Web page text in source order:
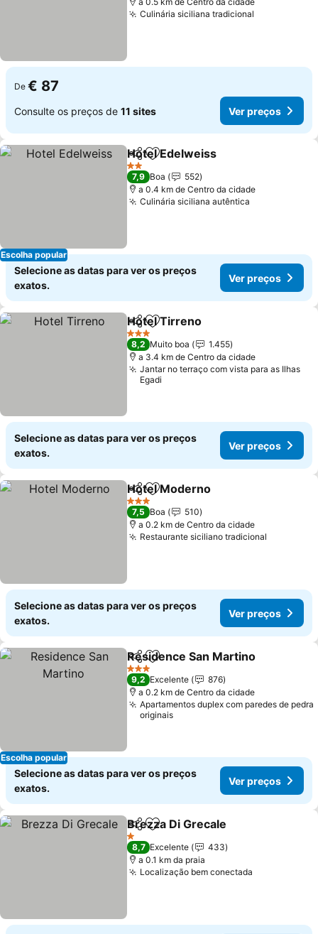
Culinária siciliana tradicional
De € 87
Consulte os preços de 11 sites Ver preços
Escolha popular
PartilharAdicionar aos favoritos
Hotel Edelweiss
2 Estrelas
7,9 Boa
552
a 0.4 km de Centro da cidade
Culinária siciliana autêntica
Selecione as datas para ver os preços
exatos.
Ver preços
PartilharAdicionar aos favoritos
Hotel Tirreno
3 Estrelas
8,2 Muito boa
1.455
a 3.4 km de Centro da cidade
Jantar no terraço com vista para as Ilhas
Egadi
Selecione as datas para ver os preços
exatos.
Ver preços
PartilharAdicionar aos favoritos
Hotel Moderno
3 Estrelas
7,5 Boa
510
a 0.2 km de Centro da cidade
Restaurante siciliano tradicional
Selecione as datas para ver os preços
exatos.
Ver preços
Escolha popular
PartilharAdicionar aos favoritos
Residence San Martino
3 Estrelas
9,2 Excelente
876
a 0.2 km de Centro da cidade
Apartamentos duplex com paredes de pedra
originais
Selecione as datas para ver os preços
exatos.
Ver preços
PartilharAdicionar aos favoritos
Brezza Di Grecale
1 Estrelas
8,7 Excelente
433
a 0.1 km da praia
Localização bem conectada